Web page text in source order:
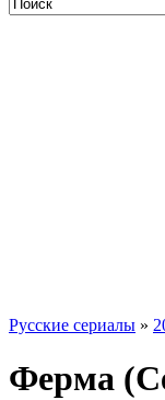
Русские сериалы »
Ферма